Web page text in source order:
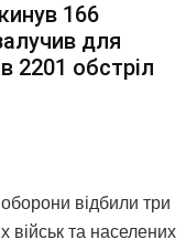
166
для
2201 обстріл
відбили три
військ та населених